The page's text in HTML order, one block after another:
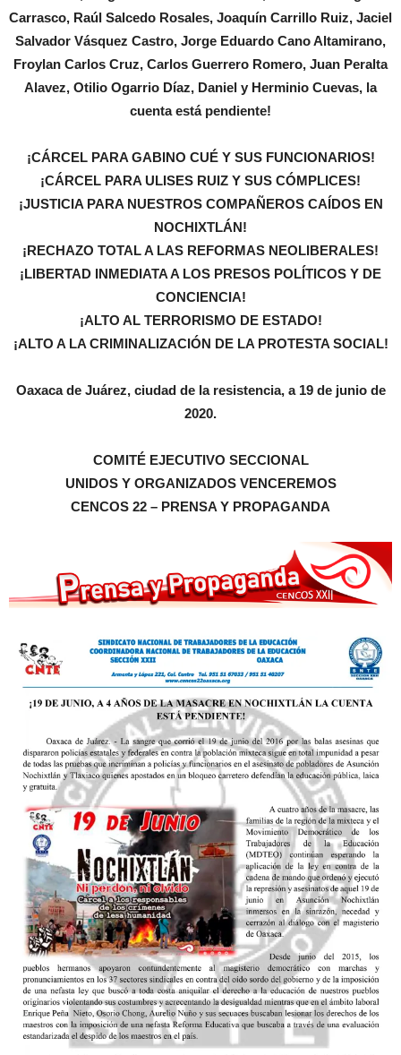
Carrasco, Raúl Salcedo Rosales, Joaquín Carrillo Ruiz, Jaciel
Salvador Vásquez Castro, Jorge Eduardo Cano Altamirano,
Froylan Carlos Cruz, Carlos Guerrero Romero, Juan Peralta
Alavez, Otilio Ogarrio Díaz, Daniel y Herminio Cuevas, la
cuenta está pendiente!
¡CÁRCEL PARA GABINO CUÉ Y SUS FUNCIONARIOS!
¡CÁRCEL PARA ULISES RUIZ Y SUS CÓMPLICES!
¡JUSTICIA PARA NUESTROS COMPAÑEROS CAÍDOS EN
NOCHIXTLÁN!
¡RECHAZO TOTAL A LAS REFORMAS NEOLIBERALES!
¡LIBERTAD INMEDIATA A LOS PRESOS POLÍTICOS Y DE
CONCIENCIA!
¡ALTO AL TERRORISMO DE ESTADO!
¡ALTO A LA CRIMINALIZACIÓN DE LA PROTESTA SOCIAL!
Oaxaca de Juárez, ciudad de la resistencia, a 19 de junio de
2020.
COMITÉ EJECUTIVO SECCIONAL
UNIDOS Y ORGANIZADOS VENCEREMOS
CENCOS 22 – PRENSA Y PROPAGANDA